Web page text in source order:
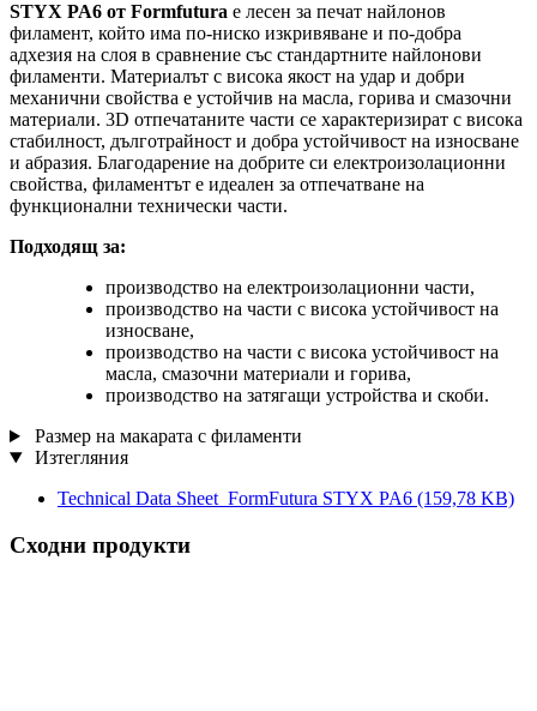
STYX PA6 от Formfutura е лесен за печат найлонов
филамент, който има по-ниско изкривяване и по-добра
адхезия на слоя в сравнение със стандартните найлонови
филаменти. Материалът с висока якост на удар и добри
механични свойства е устойчив на масла, горива и смазочни
материали. 3D отпечатаните части се характеризират с висока
стабилност, дълготрайност и добра устойчивост на износване
и абразия. Благодарение на добрите си електроизолационни
свойства, филаментът е идеален за отпечатване на
функционални технически части.
Подходящ за:
производство на електроизолационни части,
производство на части с висока устойчивост на
износване,
производство на части с висока устойчивост на
масла, смазочни материали и горива,
производство на затягащи устройства и скоби.
Размер на макарата с филаменти
Изтегляния
Technical Data Sheet_FormFutura STYX PA6 (159,78 KB)
Сходни продукти